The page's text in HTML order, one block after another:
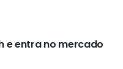
e entra no mercado